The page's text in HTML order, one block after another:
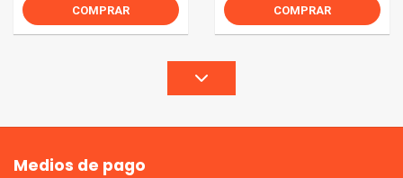
COMPRAR COMPRAR
Medios de pago